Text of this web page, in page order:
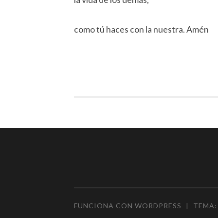
como tú haces con la nuestra. Amén
FUNCIONA CON WORDPRESS |